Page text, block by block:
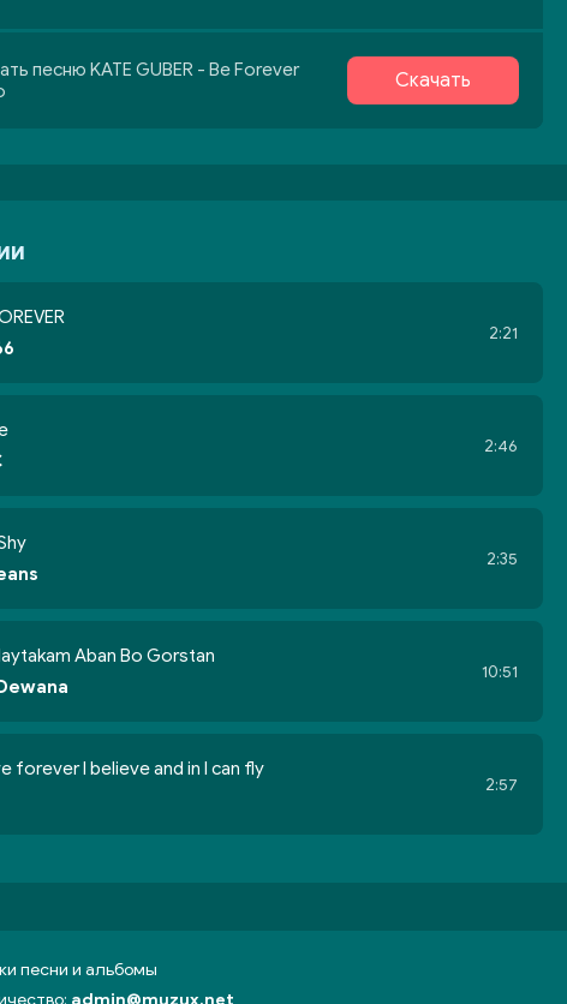
песню KATE GUBER - Be Forever
Скачать
2:21
2:46
2:35
Aban Bo Gorstan
10:51
forever I believe and in I can fly
2:57
песни и альбомы
admin@muzux.net